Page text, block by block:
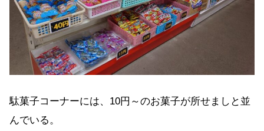
駄菓子コーナーには、10円～のお菓子が所せましと並
んでいる。